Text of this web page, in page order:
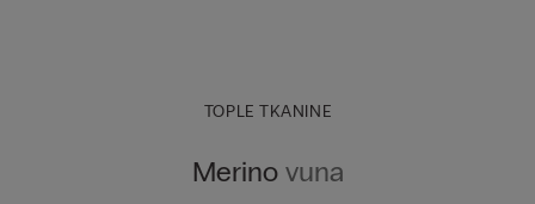
TOPLE TKANINE
Merino vuna